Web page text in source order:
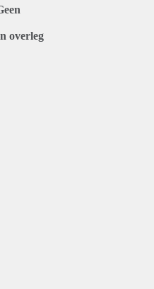
overleg